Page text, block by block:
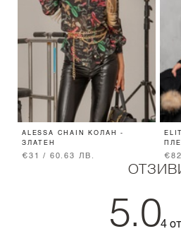
ALESSA CHAIN КОЛАН -
ЗЛАТЕН
€31 / 60.63 ЛВ.
5.04